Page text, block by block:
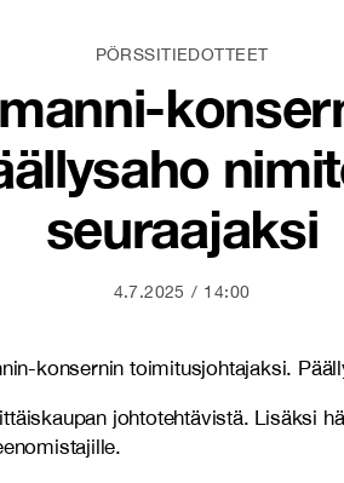
PÖRSSITIEDOTTEET
seuraajaksi
4.7.2025 14:00
konsernin toimitusjohtajaksi.
johtotehtävistä. Lisäksi